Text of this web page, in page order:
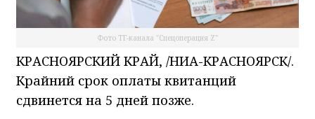
Фото ТГ-канала "Спецоперация Z"
КРАСНОЯРСКИЙ КРАЙ, /НИА-КРАСНОЯРСК/.
Крайний срок оплаты квитанций
сдвинется на 5 дней позже.